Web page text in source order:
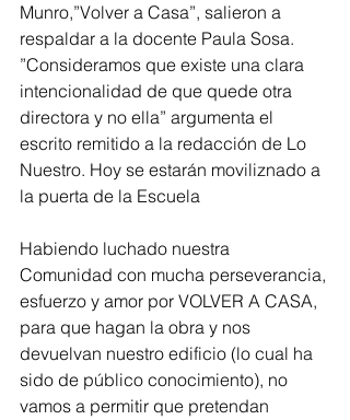
Munro,”Volver a Casa”, salieron a
respaldar a la docente Paula Sosa.
”Consideramos que existe una clara
intencionalidad de que quede otra
directora y no ella” argumenta el
escrito remitido a la redacción de Lo
Nuestro. Hoy se estarán moviliznado a
la puerta de la Escuela
Habiendo luchado nuestra
Comunidad con mucha perseverancia,
esfuerzo y amor por VOLVER A CASA,
para que hagan la obra y nos
devuelvan nuestro edificio (lo cual ha
sido de público conocimiento), no
vamos a permitir que pretendan